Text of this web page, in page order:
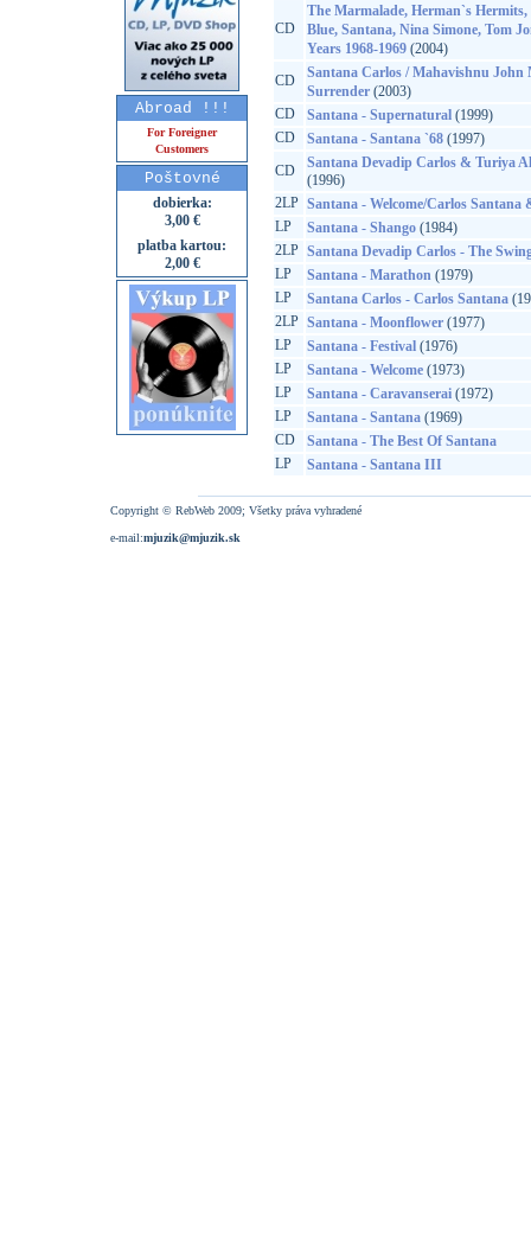
Abroad !!!
For Foreigner
Customers
Poštovné
dobierka:
3,00 €
platba kartou:
2,00 €
CD
The Marmalade, Herman`s
Blue, Santana, Nina Simone, Tom
Years 1968-1969(2004)
CD
Santana Carlos / Mahavishnu John
Surrender(2003)
CD
Santana - Supernatural(1999)
CD
Santana - Santana `68(1997)
CD
Santana Devadip Carlos & Turiya
(1996)
2LP Santana - Welcome/Carlos
LP
Santana - Shango(1984)
2LP Santana Devadip Carlos - The
LP
Santana - Marathon(1979)
LP
Santana Carlos - Carlos Santana
2LP Santana - Moonflower(1977)
LP
Santana - Festival(1976)
LP
Santana - Welcome(1973)
LP
Santana - Caravanserai(1972)
LP
Santana - Santana(1969)
CD
Santana - The Best Of Santana
LP
Santana - Santana III
Copyright © RebWeb 2009; Všetky práva vyhradené
e-mail:mjuzik@mjuzik.sk